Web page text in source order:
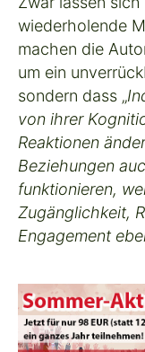
wiederholende
machen die
um ein
sondern dass „
von ihrer
Reaktionen
Beziehungen
funktionieren,
Zugänglichkeit,
Engagement